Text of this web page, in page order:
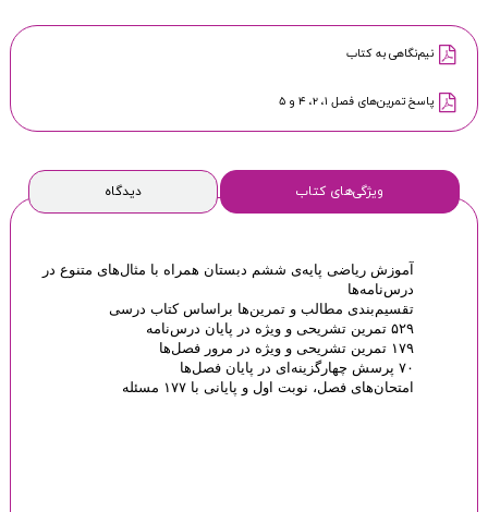
نیم‌نگاهی به کتاب
پاسخ تمرین‌های فصل ۱، ۲، ۴ و ۵
ویژگی‌های کتاب دیدگاه
آموزش ریاضی پایه‌ی ششم دبستان همراه با مثال‌های متنوع در
درس‌نامه‌ها
تقسیم‌بندی مطالب و تمرین‌ها براساس کتاب درسی
۵۲۹ تمرین تشریحی و ویژه در پایان درس‌نامه
۱۷۹ تمرین تشریحی و ویژه در مرور فصل‌ها
۷۰ پرسش چهارگزینه‌ای در پایان فصل‌ها
امتحان‌های فصل، نوبت اول و پایانی با ۱۷۷ مسئله